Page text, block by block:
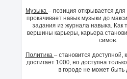
Музыка – позиция открывается
прокачивает навык музыки до
задания из журнала навыка. Как
вершины карьеры, карьера
симов.
Политика – становится доступной,
достигает 1000, но доступна
в городе не может быть